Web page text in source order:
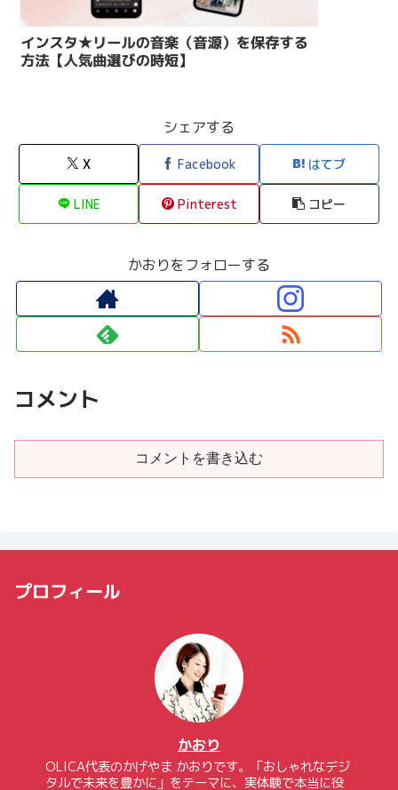
シェアする
X Facebook はてブ
LINE Pinterest コピー
かおりをフォローする
コメント
コメントを書き込む
プロフィール
かおり
OLICA代表のかげやま かおりです。「おしゃれなデジ
タルで未来を豊かに」をテーマに、実体験で本当に役